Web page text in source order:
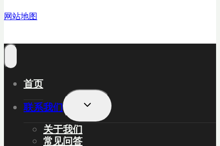
网站地图
首页
联系我们
展
子
单
关于我们
常见问答